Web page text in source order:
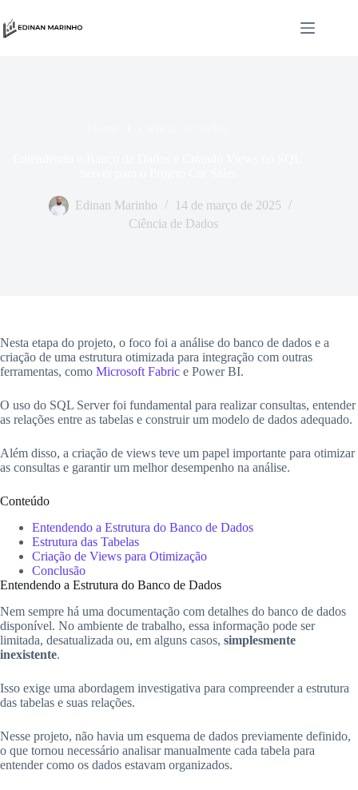
Edinan Marinho
14 de março de 2025
Ciência de Dados
Nesta etapa do projeto, o foco foi a análise do banco de dados e a
criação de uma estrutura otimizada para integração com outras
ferramentas, como Microsoft Fabric e Power BI.
O uso do SQL Server foi fundamental para realizar consultas, entender
as relações entre as tabelas e construir um modelo de dados adequado.
Além disso, a criação de views teve um papel importante para otimizar
as consultas e garantir um melhor desempenho na análise.
Conteúdo
Entendendo a Estrutura do Banco de Dados
Estrutura das Tabelas
Criação de Views para Otimização
Conclusão
Entendendo a Estrutura do Banco de Dados
Nem sempre há uma documentação com detalhes do banco de dados
disponível. No ambiente de trabalho, essa informação pode ser
limitada, desatualizada ou, em alguns casos, simplesmente
inexistente.
Isso exige uma abordagem investigativa para compreender a estrutura
das tabelas e suas relações.
Nesse projeto, não havia um esquema de dados previamente definido,
o que tornou necessário analisar manualmente cada tabela para
entender como os dados estavam organizados.